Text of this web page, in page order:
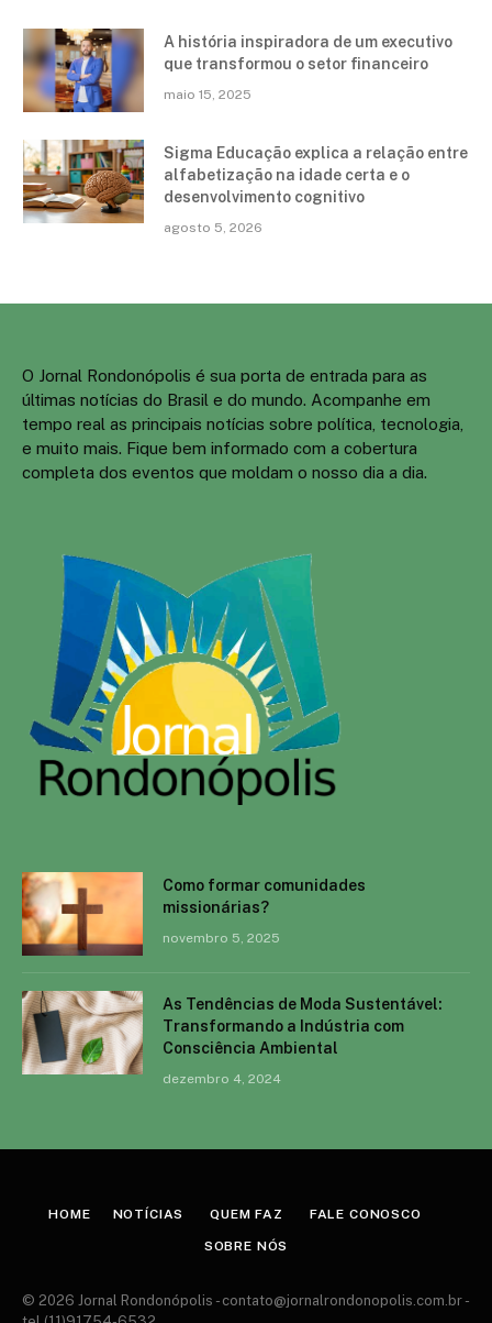
A história inspiradora de um executivo
que transformou o setor financeiro
maio 15, 2025
Sigma Educação explica a relação entre
alfabetização na idade certa e o
desenvolvimento cognitivo
agosto 5, 2026
O Jornal Rondonópolis é sua porta de entrada para as
últimas notícias do Brasil e do mundo. Acompanhe em
tempo real as principais notícias sobre política, tecnologia,
e muito mais. Fique bem informado com a cobertura
completa dos eventos que moldam o nosso dia a dia.
Como formar comunidades
missionárias?
novembro 5, 2025
As Tendências de Moda Sustentável:
Transformando a Indústria com
Consciência Ambiental
dezembro 4, 2024
HOME NOTÍCIAS QUEM FAZ FALE CONOSCO
SOBRE NÓS
© 2026 Jornal Rondonópolis - contato@jornalrondonopolis.com.br -